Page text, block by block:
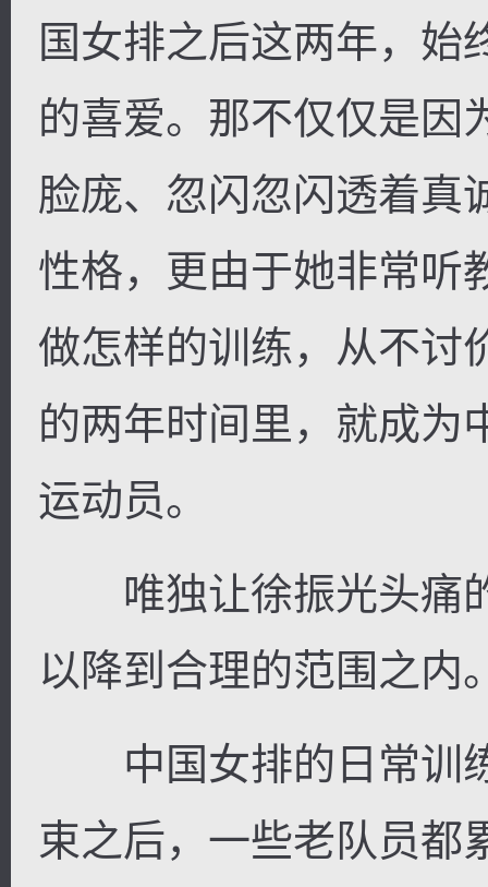
国女排之后这两年，始
的喜爱。那不仅仅是因
脸庞、忽闪忽闪透着真
性格，更由于她非常听
做怎样的训练，从不讨
的两年时间里，就成为
运动员。
唯独让徐振光头痛
以降到合理的范围之内
中国女排的日常训
束之后，一些老队员都